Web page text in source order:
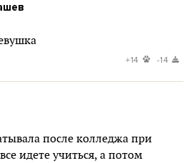
+14 -14
после колледжа при
идете учиться, а потом